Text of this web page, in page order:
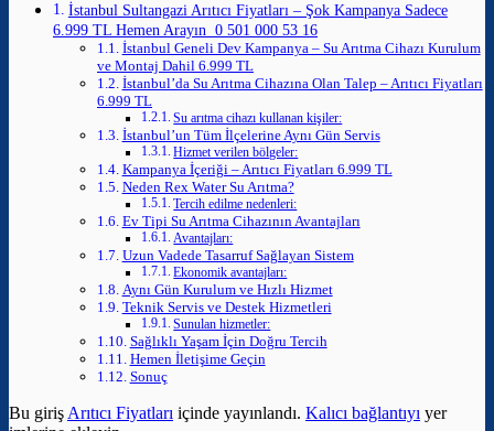
İstanbul Sultangazi Arıtıcı Fiyatları – Şok Kampanya Sadece
6.999 TL Hemen Arayın 0 501 000 53 16
İstanbul Geneli Dev Kampanya – Su Arıtma Cihazı Kurulum
ve Montaj Dahil 6.999 TL
İstanbul’da Su Arıtma Cihazına Olan Talep – Arıtıcı Fiyatları
6.999 TL
Su arıtma cihazı kullanan kişiler:
İstanbul’un Tüm İlçelerine Aynı Gün Servis
Hizmet verilen bölgeler:
Kampanya İçeriği – Arıtıcı Fiyatları 6.999 TL
Neden Rex Water Su Arıtma?
Tercih edilme nedenleri:
Ev Tipi Su Arıtma Cihazının Avantajları
Avantajları:
Uzun Vadede Tasarruf Sağlayan Sistem
Ekonomik avantajları:
Aynı Gün Kurulum ve Hızlı Hizmet
Teknik Servis ve Destek Hizmetleri
Sunulan hizmetler:
Sağlıklı Yaşam İçin Doğru Tercih
Hemen İletişime Geçin
Sonuç
Bu girişArıtıcı Fiyatları içinde yayınlandı. Kalıcı bağlantıyı yer